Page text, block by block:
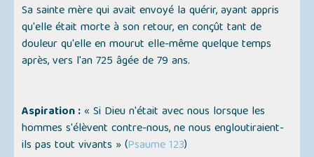
Sa sainte mère qui avait envoyé la quérir, ayant appris
qu'elle était morte à son retour, en conçût tant de
douleur qu'elle en mourut elle-même quelque temps
après, vers l'an 725 âgée de 79 ans.
Aspiration :« Si Dieu n'était avec nous lorsque les
hommes s'élèvent contre-nous, ne nous engloutiraient-
ils pas tout vivants »(Psaume 123)